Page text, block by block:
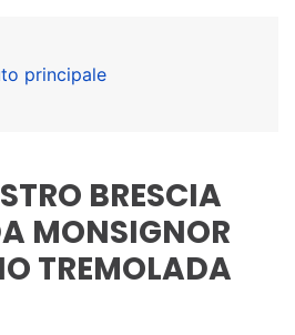
principale
BRESCIA
MONSIGNOR
TREMOLADA